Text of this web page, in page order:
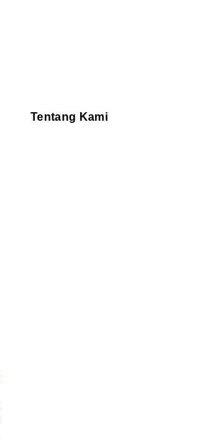
Tentang Kami